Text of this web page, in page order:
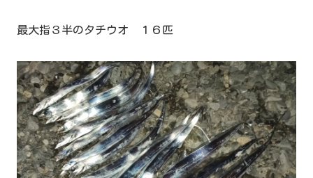
最大指３半のタチウオ １６匹